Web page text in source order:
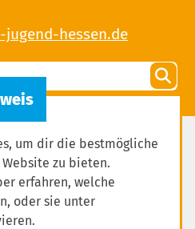
Datenschutz
um dir die bestmögliche
zu bieten.
erfahren, welche
oder sie unter